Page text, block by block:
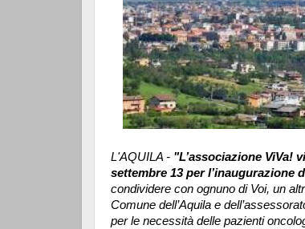
L'AQUILA - "L’associazione ViVa!
settembre 13 per l’inaugurazione
condividere con ognuno di Voi, un
Comune dell’Aquila e
per le necessità delle pazienti